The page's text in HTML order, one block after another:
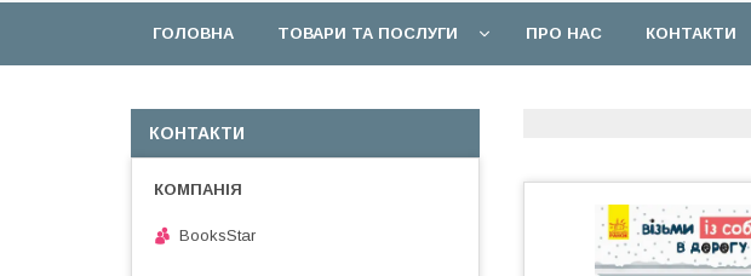
ГОЛОВНА ТОВАРИ ТА ПОСЛУГИ ПРО НАС КОНТАКТИ
КОНТАКТИ
BooksStar